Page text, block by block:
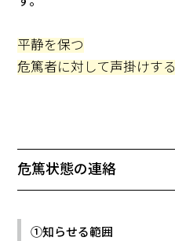
平静を保つ
危篤者に対して声掛けする
危篤状態の連絡
①知らせる範囲